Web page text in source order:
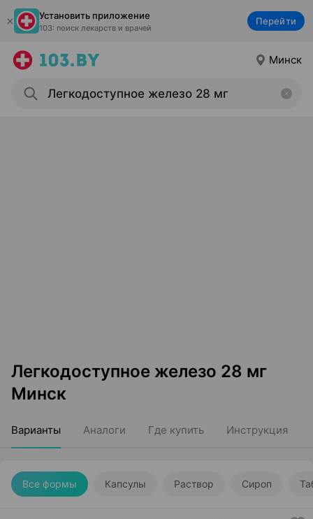
Установить приложение
103: поиск лекарств и врачей
Перейти
Минск
Легкодоступное железо 28 мг
Минск
Варианты Аналоги Где купить Инструкция
Все формы Капсулы Раствор Сироп